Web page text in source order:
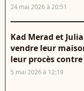
24 mai 2026 à 20:51
Kad Merad et
vendre leur
leur procès
5 mai 2026 à 12:19